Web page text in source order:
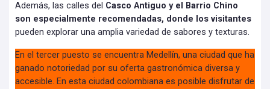
Además, las calles del Casco Antiguo y el Barrio Chino
son especialmente recomendadas, donde los visitantes
pueden explorar una amplia variedad de sabores y texturas.
En el tercer puesto se encuentra Medellín, una ciudad que ha
ganado notoriedad por su oferta gastronómica diversa y
accesible. En esta ciudad colombiana es posible disfrutar de